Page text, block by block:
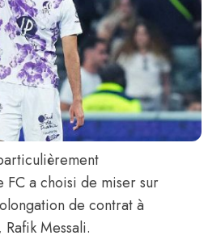
FC a choisi de miser sur
de contrat à
Rafik Messali.